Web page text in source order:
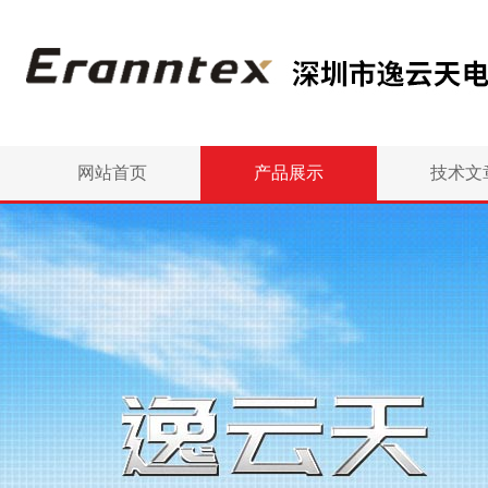
网站首页 产品展示 技术文